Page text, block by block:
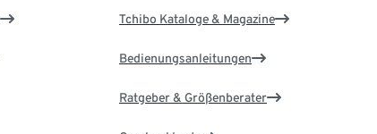
Tchibo Kataloge & Magazine
Bedienungsanleitungen
Ratgeber & Größenberater